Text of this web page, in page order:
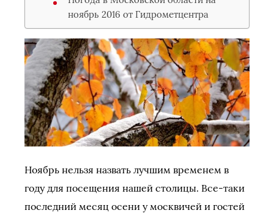
ноябрь 2016 от Гидрометцентра
Ноябрь нельзя назвать лучшим временем в
году для посещения нашей столицы. Все-таки
последний месяц осени у москвичей и гостей